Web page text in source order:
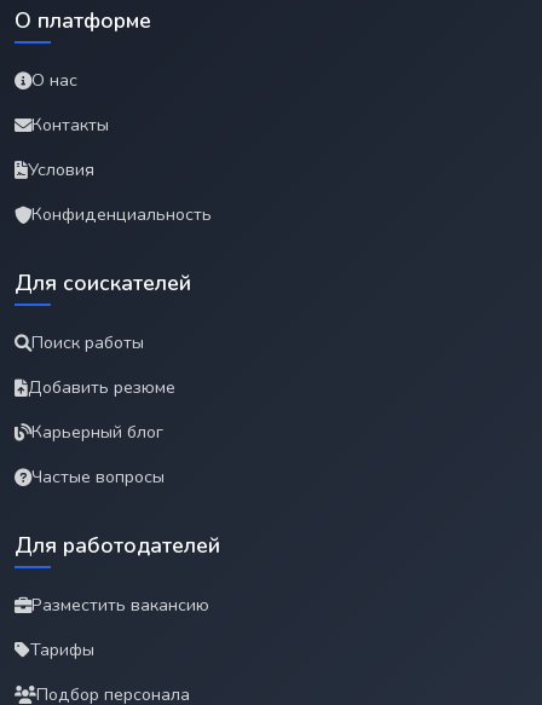
О платформе
О нас
Контакты
Условия
Конфиденциальность
Для соискателей
Поиск работы
Добавить резюме
Карьерный блог
Частые вопросы
Для работодателей
Разместить вакансию
Тарифы
Подбор персонала